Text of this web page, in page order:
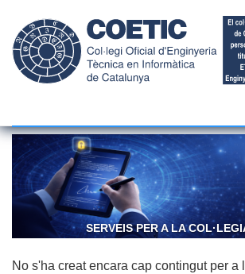
contingut
SERVEIS PER A LA
No s'ha creat encara cap contingut per a